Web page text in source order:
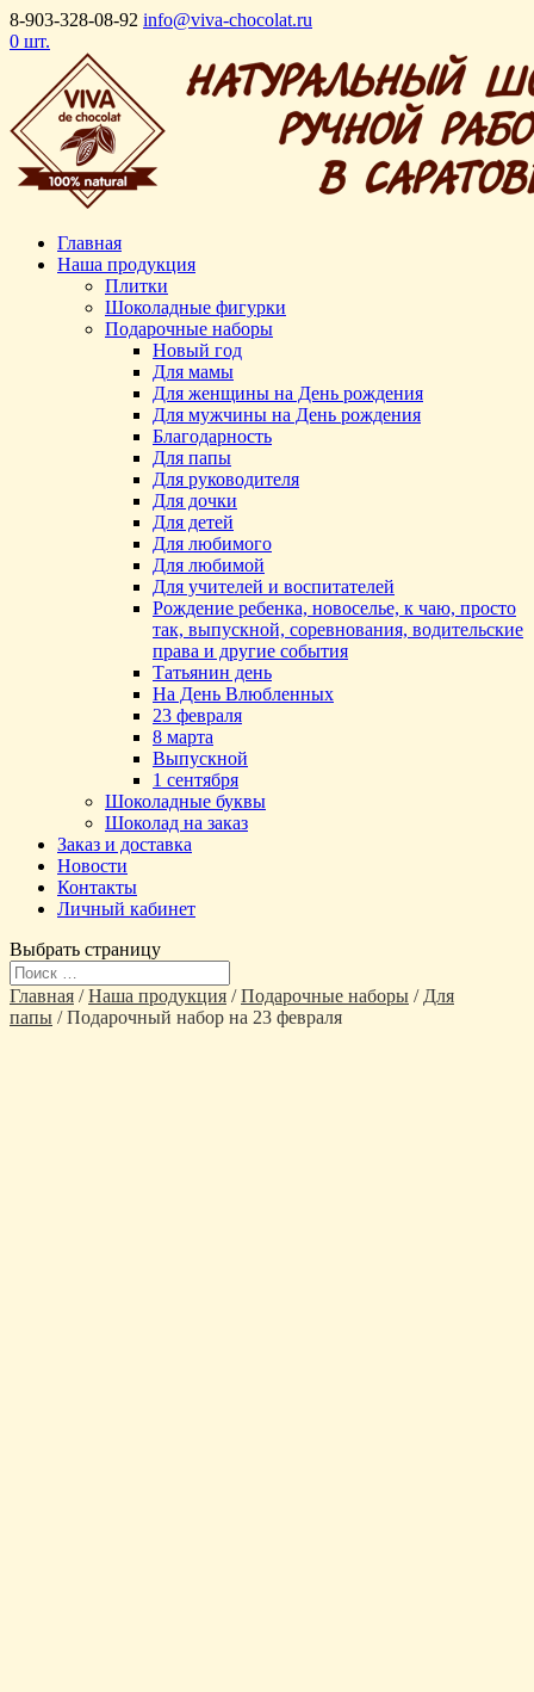
8-903-328-08-92 info@viva-chocolat.ru
0 шт.
Главная
Наша продукция
Плитки
Шоколадные фигурки
Подарочные наборы
Новый год
Для мамы
Для женщины на День рождения
Для мужчины на День рождения
Благодарность
Для папы
Для руководителя
Для дочки
Для детей
Для любимого
Для любимой
Для учителей и воспитателей
Рождение ребенка, новоселье, к чаю, просто
так, выпускной, соревнования, водительские
права и другие события
Татьянин день
На День Влюбленных
23 февраля
8 марта
Выпускной
1 сентября
Шоколадные буквы
Шоколад на заказ
Заказ и доставка
Новости
Контакты
Личный кабинет
Выбрать страницу
Главная /Наша продукция /Подарочные наборы / Для
папы / Подарочный набор на 23 февраля